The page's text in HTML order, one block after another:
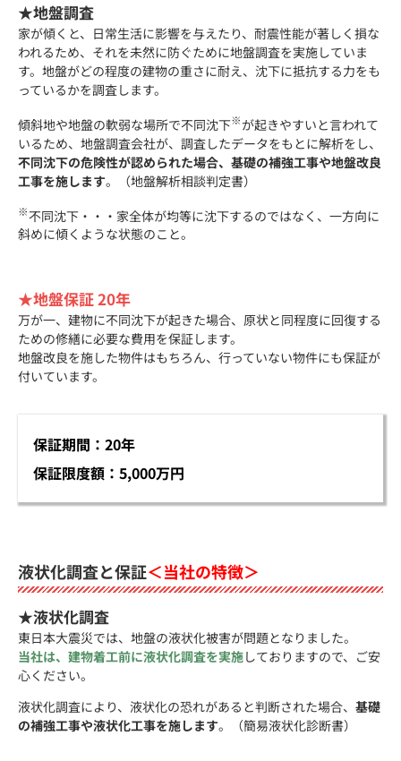
★地盤調査
家が傾くと、日常生活に影響を与えたり、耐震性能が著しく損な
われるため、それを未然に防ぐために地盤調査を実施していま
す。地盤がどの程度の建物の重さに耐え、沈下に抵抗する力をも
っているかを調査します。
傾斜地や地盤の軟弱な場所で不同沈下※が起きやすいと言われて
いるため、地盤調査会社が、調査したデータをもとに解析をし、
不同沈下の危険性が認められた場合、基礎の補強工事や地盤改良
工事を施します。（地盤解析相談判定書）
※不同沈下・・・家全体が均等に沈下するのではなく、一方向に
斜めに傾くような状態のこと。
★地盤保証 20年
万が一、建物に不同沈下が起きた場合、原状と同程度に回復する
ための修繕に必要な費用を保証します。
地盤改良を施した物件はもちろん、行っていない物件にも保証が
付いています。
保証期間：20年
保証限度額：5,000万円
液状化調査と保証＜当社の特徴＞
★液状化調査
東日本大震災では、地盤の液状化被害が問題となりました。
当社は、建物着工前に液状化調査を実施しておりますので、ご安
心ください。
液状化調査により、液状化の恐れがあると判断された場合、 基礎
の補強工事や液状化工事を施します。（簡易液状化診断書）